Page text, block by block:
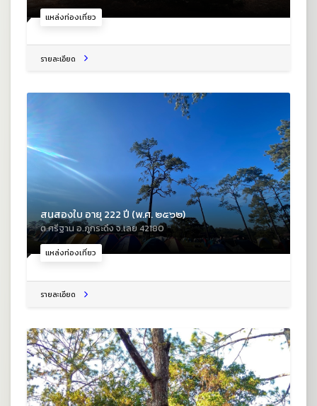
แหล่งท่องเที่ยว
รายละเอียด
แหล่งท่องเที่ยว
สนสองใบ อายุ 222 ปี (พ.ศ. ๒๕๖๒)
ต.ศรีฐาน อ.ภูกระดึง จ.เลย 42180
รายละเอียด